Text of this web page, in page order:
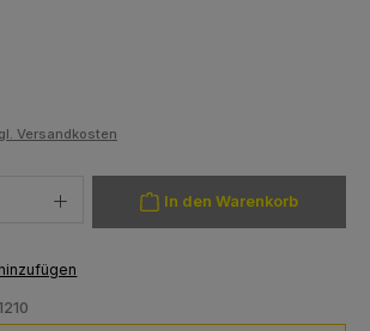
Versandkosten
In den Warenkorb